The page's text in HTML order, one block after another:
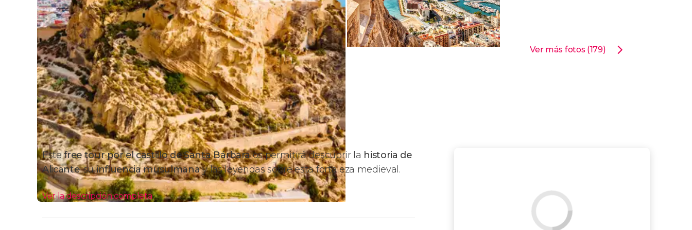
Ver más fotos (179)
Estefree tour por el castillo de Santa Bárbaraos permitirá descubrir la historia de
Alicante, suinfluencia musulmanay las leyendas sobre esta fortaleza medieval.
Ver la descripción completa